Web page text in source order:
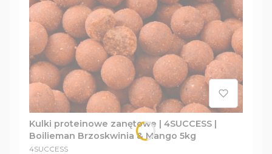
Kulki proteinowe zanętowe | 4SUCCESS |
Boilieman Brzoskwinia & Mango 5kg
PRODUCENT
4SUCCESS